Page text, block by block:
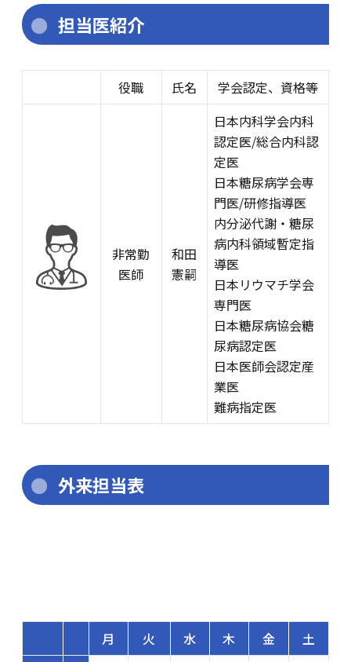
担当医紹介
役職 氏名 学会認定、資格等
非常勤
医師
和田
憲嗣
日本内科学会内科
認定医/総合内科認
定医
日本糖尿病学会専
門医/研修指導医
内分泌代謝・糖尿
病内科領域暫定指
導医
日本リウマチ学会
専門医
日本糖尿病協会糖
尿病認定医
日本医師会認定産
業医
難病指定医
外来担当表
月 火 水 木 金 土